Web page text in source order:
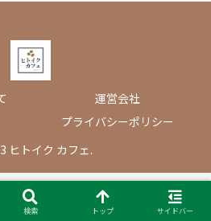
運営会社
プライバシーポリシー
ヒトイク カフェ.
検索 トップ サイドバー